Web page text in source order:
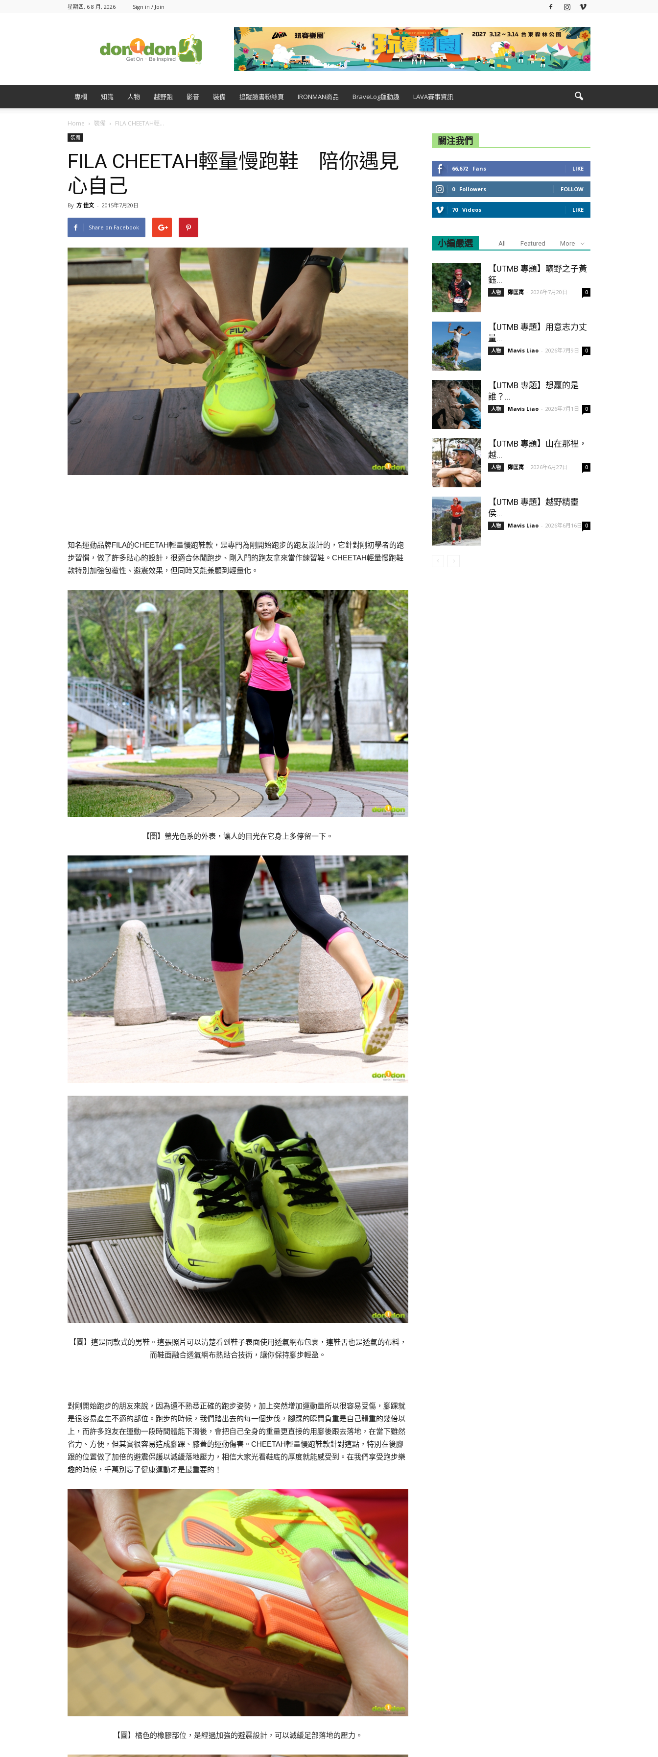
星期四, 6 8 月, 2026 Sign in / Join
專欄 知識 人物 越野跑 影音 裝備 追蹤臉書粉絲頁 IRONMAN商品 BraveLog運動趣 LAVA賽事資訊
Home 裝備 FILA CHEETAH輕...
裝備
FILA CHEETAH輕量慢跑鞋 陪你遇見
心自己
By 方 佳文 - 2015年7月20日
Share on Facebook
知名運動品牌FILA的CHEETAH輕量慢跑鞋款，是專門為剛開始跑步的跑友設計的，它針對剛初學者的跑
步習慣，做了許多貼心的設計，很適合休閒跑步、剛入門的跑友拿來當作練習鞋。CHEETAH輕量慢跑鞋
款特別加強包覆性、避震效果，但同時又能兼顧到輕量化。
【圖】螢光色系的外表，讓人的目光在它身上多停留一下。
【圖】這是同款式的男鞋。這張照片可以清楚看到鞋子表面使用透氣網布包裹，連鞋舌也是透氣的布料，
而鞋面融合透氣網布熱貼合技術，讓你保持腳步輕盈。
對剛開始跑步的朋友來說，因為還不熟悉正確的跑步姿勢，加上突然增加運動量所以很容易受傷，腳踝就
是很容易產生不適的部位。跑步的時候，我們踏出去的每一個步伐，腳踝的瞬間負重是自己體重的幾倍以
上，而許多跑友在運動一段時間體能下滑後，會把自己全身的重量更直接的用腳後跟去落地，在當下雖然
省力、方便，但其實很容易造成腳踝、膝蓋的運動傷害。CHEETAH輕量慢跑鞋款針對這點，特別在後腳
跟的位置做了加倍的避震保護以減緩落地壓力，相信大家光看鞋底的厚度就能感受到。在我們享受跑步樂
趣的時候，千萬別忘了健康運動才是最重要的！
【圖】橘色的橡膠部位，是經過加強的避震設計，可以減緩足部落地的壓力。
關注我們
66,672 Fans LIKE
0 Followers FOLLOW
70 Videos LIKE
小編嚴選 All Featured More
【UTMB 專題】曠野之子黃
鈺...
人物 鄭匡寓 - 2026年7月20日 0
【UTMB 專題】用意志力丈
量...
人物 Mavis Liao - 2026年7月9日 0
【UTMB 專題】想贏的是
誰？...
人物 Mavis Liao - 2026年7月1日 0
【UTMB 專題】山在那裡，
越...
人物 鄭匡寓 - 2026年6月27日 0
【UTMB 專題】越野精靈
侯...
人物 Mavis Liao - 2026年6月16日 0